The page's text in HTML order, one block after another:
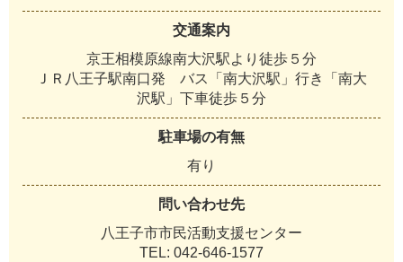
交通案内
京王相模原線南大沢駅より徒歩５分
ＪＲ八王子駅南口発 バス「南大沢駅」行き「南大
沢駅」下車徒歩５分
駐車場の有無
有り
問い合わせ先
八王子市市民活動支援センター
TEL: 042-646-1577